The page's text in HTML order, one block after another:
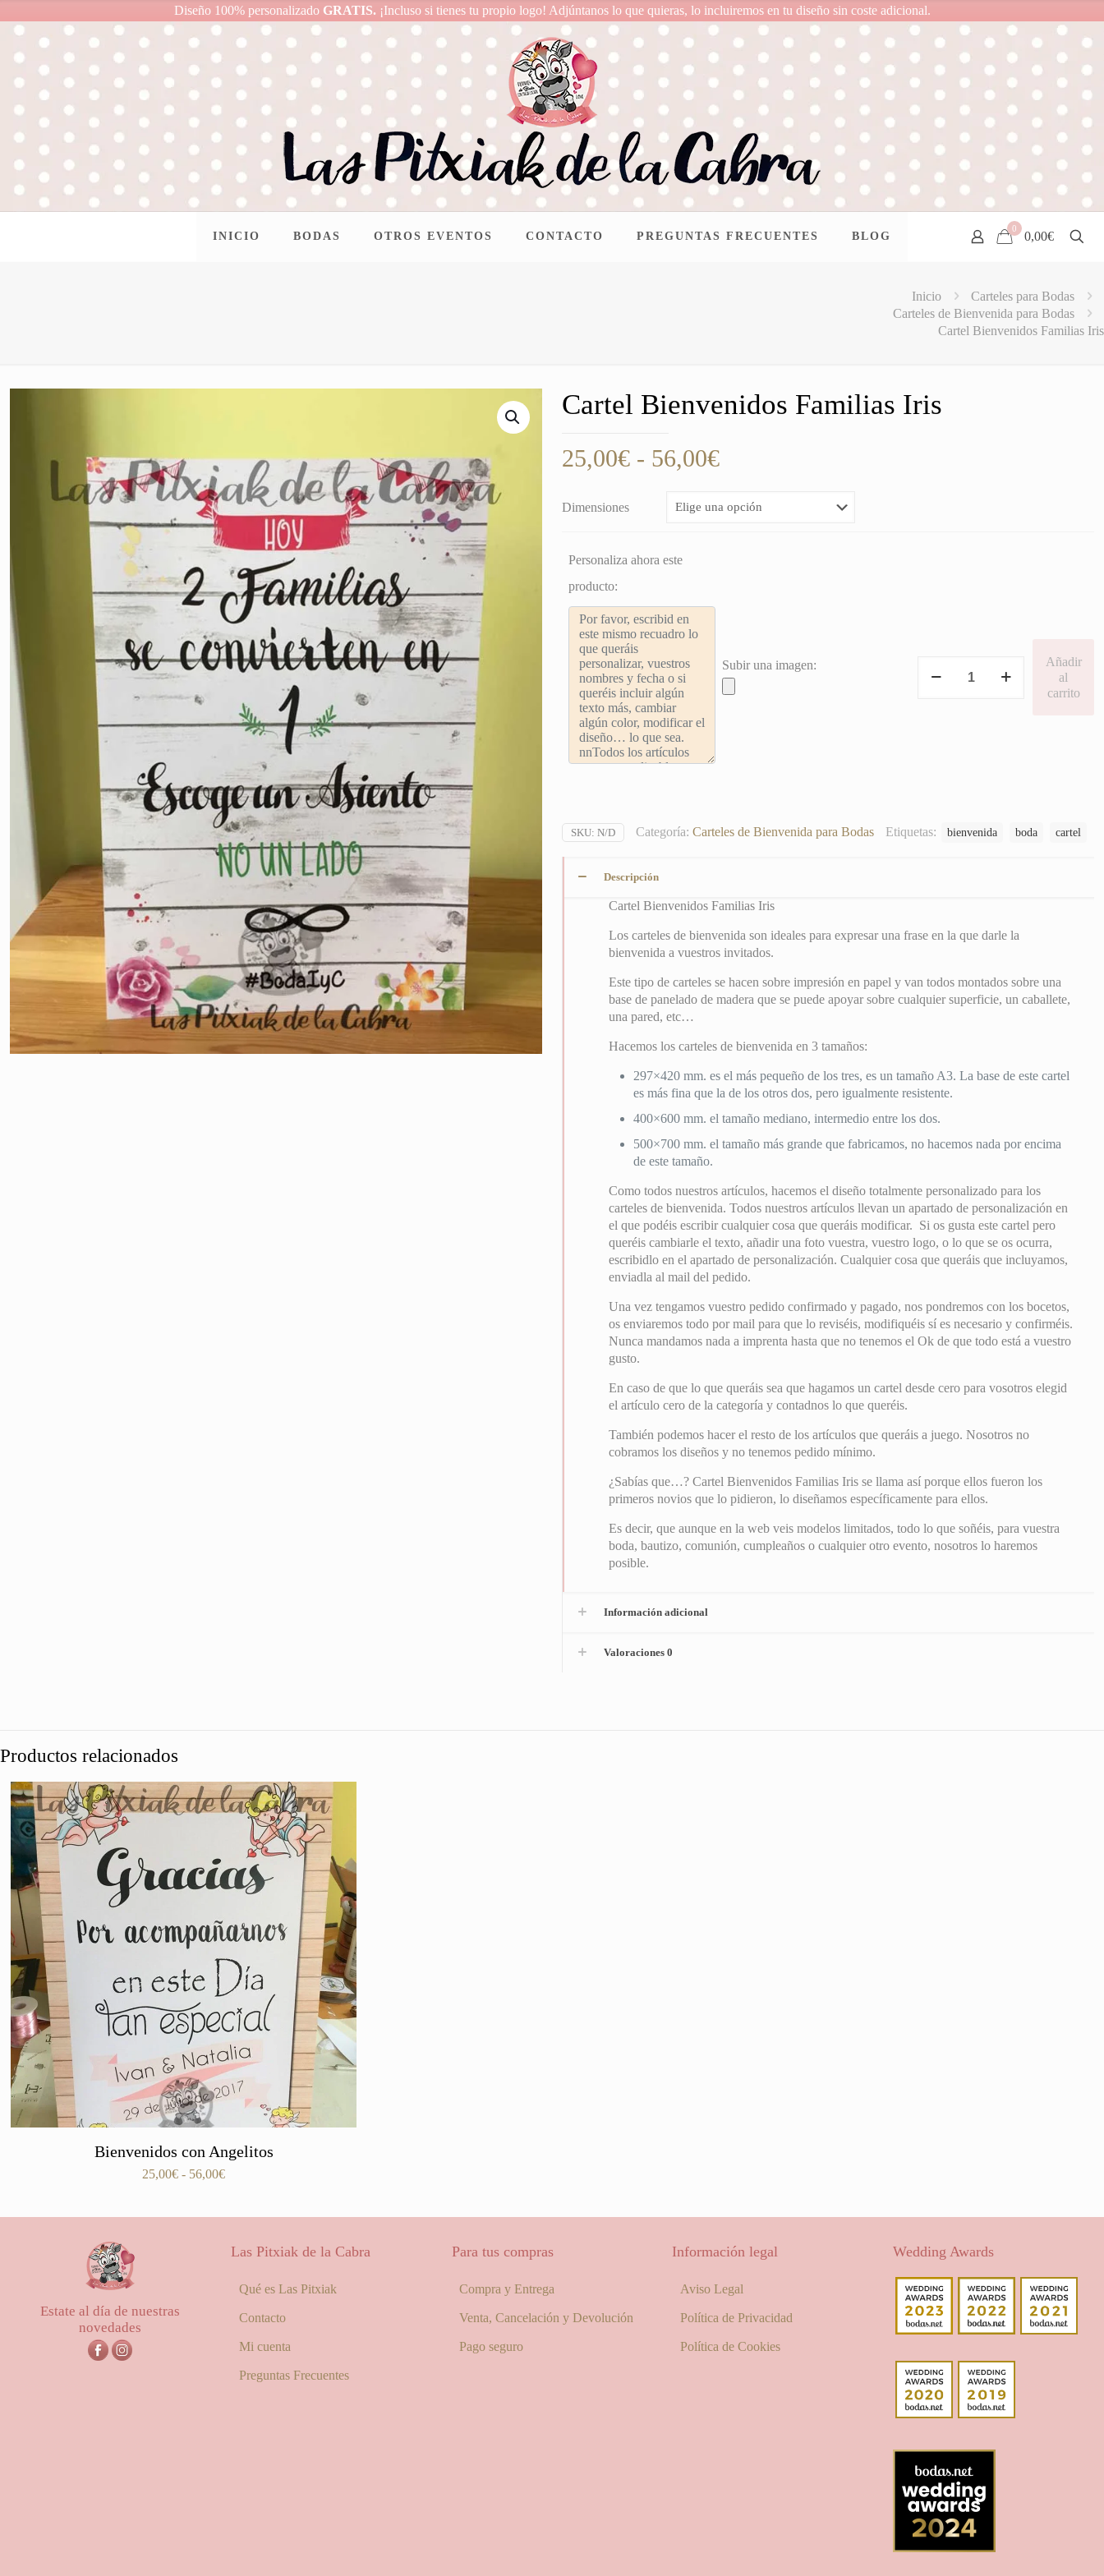
Diseño 100% personalizado GRATIS. ¡Incluso si tienes tu propio logo! Adjúntanos lo que quieras, lo incluiremos en tu diseño sin coste adicional.
INICIO BODAS OTROS EVENTOS CONTACTO PREGUNTAS FRECUENTES BLOG
0
0,00€
Inicio
Carteles para Bodas
Carteles de Bienvenida para Bodas
Cartel Bienvenidos Familias Iris
Cartel Bienvenidos Familias Iris
25,00€ - 56,00€Rango
precios:
Dimensiones
Personaliza ahora este
producto:
Subir una imagen:
Bienvenidos
Añadir
al
carrito
SKU: N/D Categoría: Carteles de Bienvenida para Bodas Etiquetas: bienvenida boda cartel
Descripción
Cartel Bienvenidos Familias Iris
Los carteles de bienvenida son ideales para expresar una frase en la que darle la
bienvenida a vuestros invitados.
Este tipo de carteles se hacen sobre impresión en papel y van todos montados sobre una
base de panelado de madera que se puede apoyar sobre cualquier superficie, un caballete,
una pared, etc…
Hacemos los carteles de bienvenida en 3 tamaños:
297×420 mm. es el más pequeño de los tres, es un tamaño A3. La base de este cartel
es más fina que la de los otros dos, pero igualmente resistente.
400×600 mm. el tamaño mediano, intermedio entre los dos.
500×700 mm. el tamaño más grande que fabricamos, no hacemos nada por encima
de este tamaño.
Como todos nuestros artículos, hacemos el diseño totalmente personalizado para los
carteles de bienvenida. Todos nuestros artículos llevan un apartado de personalización en
el que podéis escribir cualquier cosa que queráis modificar. Si os gusta este cartel pero
queréis cambiarle el texto, añadir una foto vuestra, vuestro logo, o lo que se os ocurra,
escribidlo en el apartado de personalización. Cualquier cosa que queráis que incluyamos,
enviadla al mail del pedido.
Una vez tengamos vuestro pedido confirmado y pagado, nos pondremos con los bocetos,
os enviaremos todo por mail para que lo reviséis, modifiquéis sí es necesario y confirméis.
Nunca mandamos nada a imprenta hasta que no tenemos el Ok de que todo está a vuestro
gusto.
En caso de que lo que queráis sea que hagamos un cartel desde cero para vosotros elegid
el artículo cero de la categoría y contadnos lo que queréis.
También podemos hacer el resto de los artículos que queráis a juego. Nosotros no
cobramos los diseños y no tenemos pedido mínimo.
¿Sabías que…? Cartel Bienvenidos Familias Iris se llama así porque ellos fueron los
primeros novios que lo pidieron, lo diseñamos específicamente para ellos.
Es decir, que aunque en la web veis modelos limitados, todo lo que soñéis, para vuestra
boda, bautizo, comunión, cumpleaños o cualquier otro evento, nosotros lo haremos
posible.
Información adicional
Valoraciones 0
Productos relacionados
Bienvenidos con Angelitos
25,00€ - 56,00€Rango
hasta
Estate al día de nuestras
novedades
Las Pitxiak de la Cabra
Qué es Las Pitxiak
Contacto
Mi cuenta
Preguntas Frecuentes
Para tus compras
Compra y Entrega
Venta, Cancelación y Devolución
Pago seguro
Información legal
Aviso Legal
Política de Privacidad
Política de Cookies
Wedding Awards